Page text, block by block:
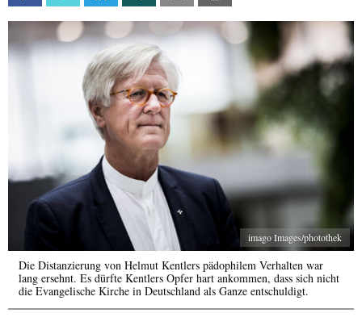
imago Images/photothek
Die Distanzierung von Helmut Kentlers pädophilem Verhalten war
lang ersehnt. Es dürfte Kentlers Opfer hart ankommen, dass sich nicht
die Evangelische Kirche in Deutschland als Ganze entschuldigt.